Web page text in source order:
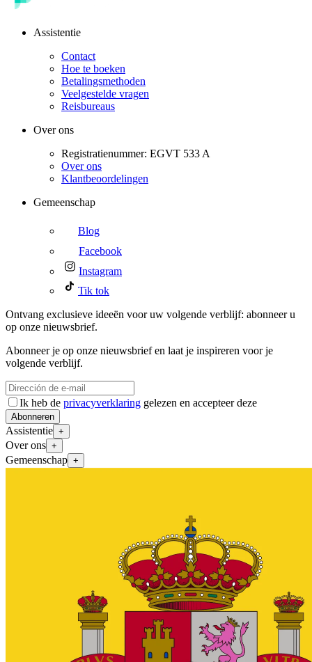
Assistentie
Contact
Hoe te boeken
Betalingsmethoden
Veelgestelde vragen
Reisbureaus
Over ons
Registratienummer: EGVT 533 A
Over ons
Klantbeoordelingen
Gemeenschap
Blog
Facebook
Instagram
Tik tok
Ontvang exclusieve ideeën voor uw volgende verblijf: abonneer u
op onze nieuwsbrief.
Abonneer je op onze nieuwsbrief en laat je inspireren voor je
volgende verblijf.
Ik heb de privacyverklaring gelezen en accepteer deze
Abonneren
Assistentie +
Over ons +
Gemeenschap +